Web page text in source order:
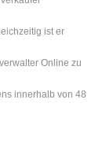
ist er
Online zu
innerhalb von 48